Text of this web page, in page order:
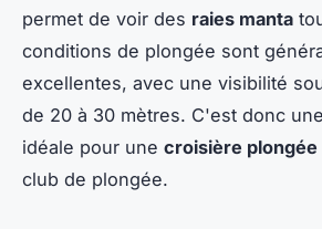
permet de voir des raies manta
conditions de plongée sont
excellentes, avec une visibilité
de 20 à 30 mètres. C'est donc
idéale pour une croisière plongée
club de plongée.